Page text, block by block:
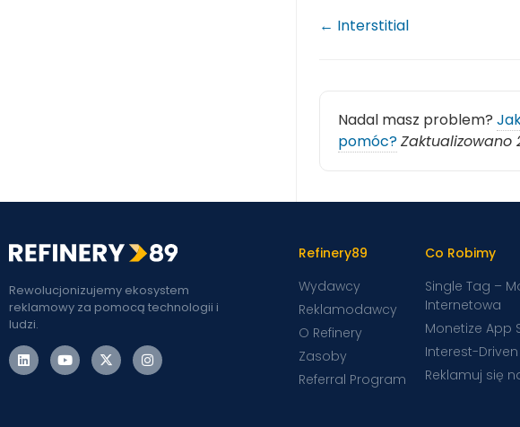
← Interstitial
Nadal masz problem?
pomóc?Zaktualizowano
Rewolucjonizujemy ekosystem
reklamowy za pomocą technologii i
ludzi.
Refinery89
Wydawcy
Reklamodawcy
O Refinery
Zasoby
Referral Program
Co Robimy
Single Tag –
Internetowa
Monetize App
Interest-
Reklamuj się